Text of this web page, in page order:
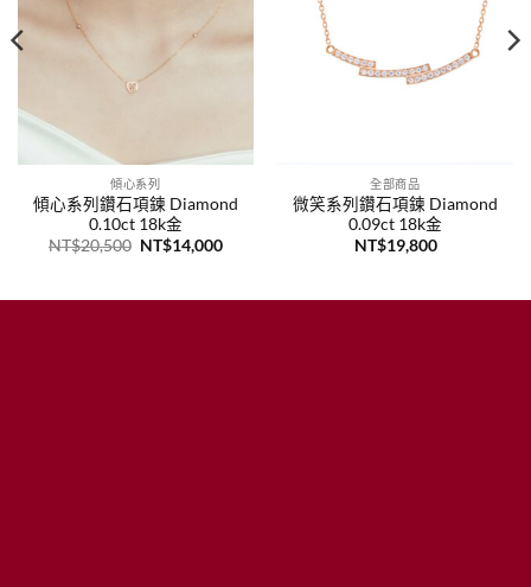
傾心系列
傾心系列鑽石項鍊 Diamond
0.10ct 18k金
NT$20,500 原
NT$20,500。
NT$14,000目
NT$14,000。
全部商品
微笑系列鑽石項鍊 Diamond
0.09ct 18k金
NT$19,800